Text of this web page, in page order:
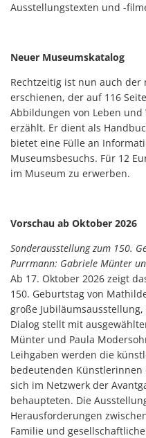
Ausstellungstexten und -
Neuer Museumskatalog
Rechtzeitig ist nun auch der
erschienen, der auf 116
Abbildungen von Leben und
erzählt. Er dient als
bietet eine Fülle an
Museumsbesuchs. Für 12
im Museum zu erwerben.
Vorschau ab Oktober 2026
Sonderausstellung zum 150.
Purrmann: Gabriele Münter
Ab 17. Oktober 2026 zeigt
150. Geburtstag von
große
Dialog stellt mit
Münter und Paula
Leihgaben werden die
bedeutenden
sich im Netzwerk der
behaupteten. Die
Herausforderungen
Familie und